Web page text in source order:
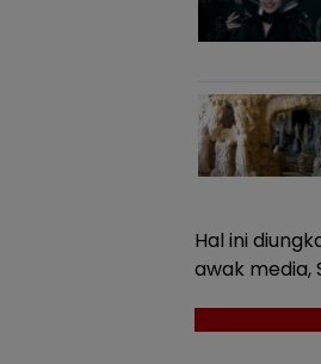
Hal ini
awak media,